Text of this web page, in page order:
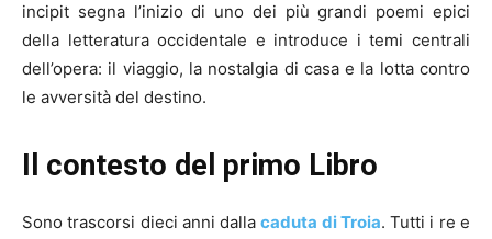
incipit segna l’inizio di uno dei più grandi poemi epici
della letteratura occidentale e introduce i temi centrali
dell’opera: il viaggio, la nostalgia di casa e la lotta contro
le avversità del destino.
Il contesto del primo Libro
Sono trascorsi dieci anni dallacaduta di Troia. Tutti i re e